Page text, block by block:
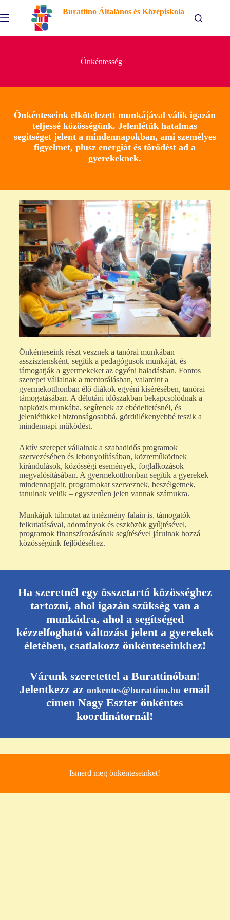
Burattino Általános és Középiskola
Önkéntesség
Önkénteseink elkötelezett munkájával válik igazán
teljessé közösségünk. Jelenlétük hatalmas
segítséget jelent a mindennapokban, ami személyes
figyelmet, plusz energiát és törődést ad a
gyerekeknek.
Önkénteseink részt vesznek a tanórai munkában
asszisztensként, segítik a pedagógusok munkáját, és
támogatják a gyermekeket az egyéni haladásban. Fontos
szerepet vállalnak a mentorálásban, valamint a
gyermekotthonban élő diákok egyéni kísérésében, tanórai
támogatásában. A délutáni időszakban bekapcsolódnak a
napközis munkába, segítenek az ebédeltetésnél, és
jelenlétükkel biztonságosabbá, gördülékenyebbé teszik a
mindennapi működést.
Aktív szerepet vállalnak a szabadidős programok
szervezésében és lebonyolításában, közreműködnek
kirándulások, közösségi események, foglalkozások
megvalósításában. A gyermekotthonban segítik a gyerekek
mindennapjait, programokat szerveznek, beszélgetnek,
tanulnak velük – egyszerűen jelen vannak számukra.
Munkájuk túlmutat az intézmény falain is, támogatók
felkutatásával, adományok és eszközök gyűjtésével,
programok finanszírozásának segítésével járulnak hozzá
közösségünk fejlődéséhez.
Ha szeretnél egy összetartó közösséghez
tartozni, ahol igazán szükség van a
munkádra, ahol a segítséged
kézzelfogható változást jelent a gyerekek
életében, csatlakozz önkénteseinkhez!
Várunk szeretettel a Burattinóban!
Jelentkezz azonkentes@burattino.hu email
címen Nagy Eszter önkéntes
koordinátornál!
Ismerd meg önkénteseinket!